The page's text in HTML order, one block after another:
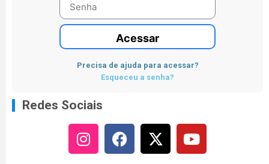
Acessar
Precisa de ajuda para acessar?
Esqueceu a senha?
Redes Sociais